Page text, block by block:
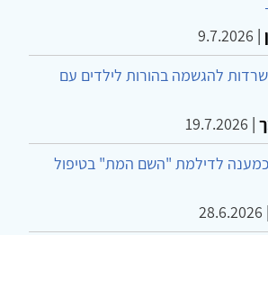
|
9.7.2026
להגשמה בהורות לילדים עם
|
19.7.2026
כמענה לדילמת "השם המת" בטיפול
|
28.6.2026